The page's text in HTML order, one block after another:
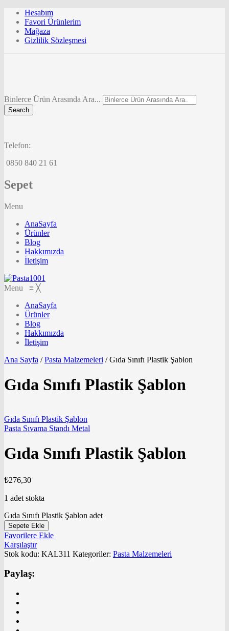
Hesabım
Favori Ürünlerim
Mağaza
Gizlilik Sözleşmesi
Binlerce Ürün Arasında Ara...
Search
Telefon:
0850 840 21 61
Sepet
Menu
AnaSayfa
Ürünler
Blog
Hakkımızda
İletişim
Menu ≡ ╳
AnaSayfa
Ürünler
Blog
Hakkımızda
İletişim
Ana Sayfa / Pasta Malzemeleri /Gıda Sınıfı Plastik Şablon
Gıda Sınıfı Plastik Şablon
Gıda Sınıfı Plastik Şablon
Pasta Sıvama Standı Metal
Gıda Sınıfı Plastik Şablon
₺276,30
1 adet stokta
Gıda Sınıfı Plastik Şablon adet
Sepete Ekle
Favorilere Ekle
Karşılaştır
Stok kodu: KAL311 Kategoriler: Pasta Malzemeleri
Paylaş: